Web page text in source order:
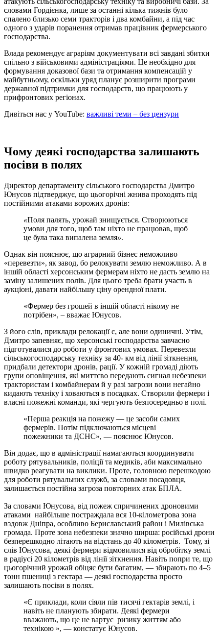
словами Гордієнка, лише за останні кілька тижнів було
спалено близько семи тракторів і два комбайни, а під час
одного з ударів поранення отримав працівник фермерського
господарства.
Влада рекомендує аграріям документувати всі завдані збитки
спільно з військовими адміністраціями. Це необхідно для
формування доказової бази та отримання компенсацій у
майбутньому, оскільки уряд планує розширити програми
державної підтримки для господарств, що працюють у
прифронтових регіонах.
Дивіться нас у YouTube: важливі теми – без цензури
Чому деякі господарства залишають
посіви в полях
Директор департаменту сільського господарства Дмитро
Юнусов підтверджує, що цьогорічні жнива проходять під
постійними атаками ворожих дронів:
«Поля палять, урожай знищується. Створюються
умови для того, щоб там ніхто не працював, щоб
це була така випалена земля».
Однак він пояснює, що аграрний бізнес неможливо
«перевезти», як завод, бо релокувати землю неможливо. А в
іншій області херсонським фермерам ніхто не дасть землю на
заміну залишених полів. Для цього треба брати участь в
аукціоні, давати найбільшу ціну орендної плати.
«Фермер без грошей в іншій області нікому не
потрібен», – вважає Юнусов.
З його слів, приклади релокації є, але вони одиничні. Утім,
Дмитро запевняє, що херсонські господарства завчасно
підготувалися до роботи у фронтових умовах. Перевезли
сільськогосподарську техніку за 40- км від лінії зіткнення,
придбали детектори дронів, рації. У кожній громаді діють
групи оповіщення, які миттєво передають сигнал небезпеки
трактористам і комбайнерам й у разі загрози вони негайно
кидають техніку і ховаються в посадках. Створили фермери і
власні пожежні команди, які чергують безпосередньо в полі.
«Перша реакція на пожежу — це засоби самих
фермерів. Потім підключаються місцеві
пожежники та ДСНС», — пояснює Юнусов.
Він додає, що в адміністрації намагаються координувати
роботу рятувальників, поліції та медиків, аби максимально
швидко реагувати на виклики. Проте, головною перешкодою
для роботи рятувальних служб, за словами посадовця,
залишається постійна загроза повторних атак БПЛА.
За словами Юнусова, від пожеж спричинених дроновими
атаками найбільше постраждала вся 10-кілометрова зона
вздовж Дніпра, особливо Бериславський район і Милівська
громада. Проте зона небезпеки значно ширша: російські дрони
безперешкодно літають на відстань до 40 кілометрів. Тому, зі
слів Юнусова, деякі фермери відмовилися від обробітку землі
в радіусі 20 кілометрів від лінії зіткнення. Навіть попри те, що
цьогорічний урожай обіцяє бути багатим, — збирають по 4–5
тонн пшениці з гектара — деякі господарства просто
залишають посіви в полях.
«Є приклади, коли сіяли пів тисячі гектарів землі, і
навіть не планують збирати. Деякі фермери
вважають, що це не вартує ризику життям або
технікою », — констатує Юнусов.